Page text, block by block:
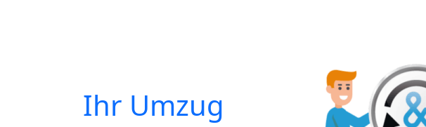
Ihr Umzug